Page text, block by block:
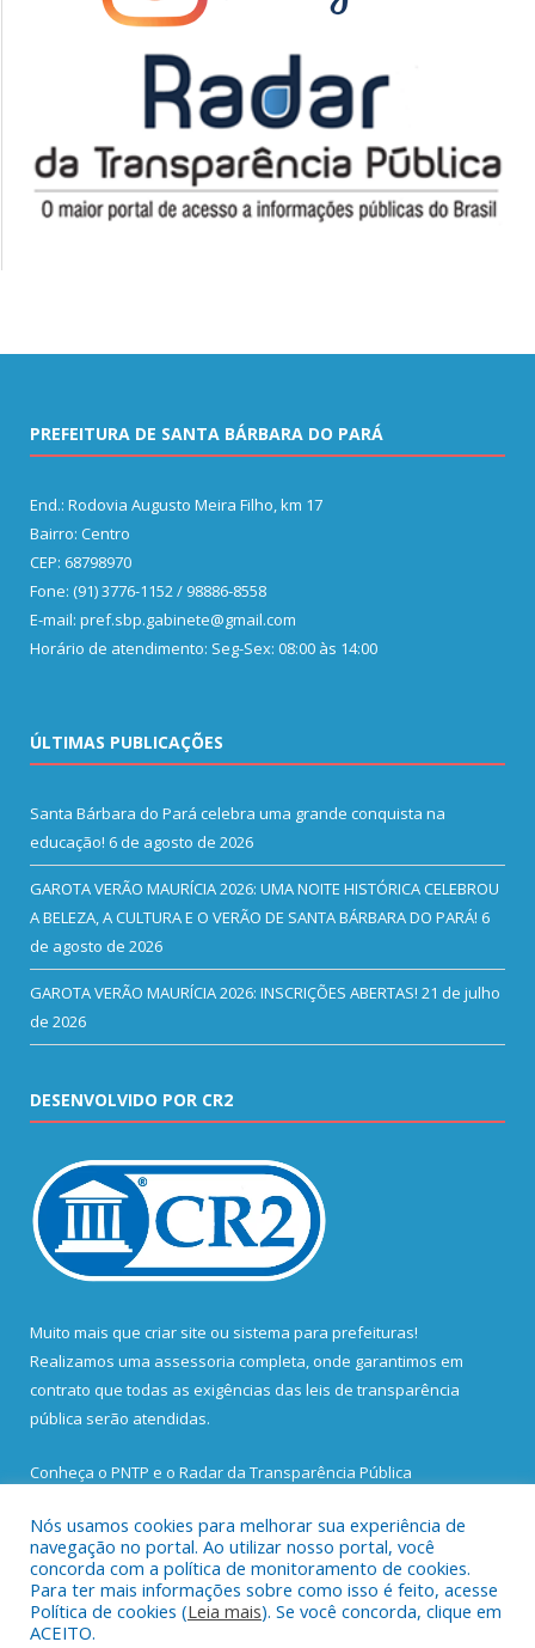
PREFEITURA DE SANTA BÁRBARA DO PARÁ
End.: Rodovia Augusto Meira Filho, km 17
Bairro: Centro
CEP: 68798970
Fone: (91) 3776-1152 / 98886-8558
E-mail: pref.sbp.gabinete@gmail.com
Horário de atendimento: Seg-Sex: 08:00 às 14:00
ÚLTIMAS PUBLICAÇÕES
Santa Bárbara do Pará celebra uma grande conquista na
educação! 6 de agosto de 2026
GAROTA VERÃO MAURÍCIA 2026: UMA NOITE HISTÓRICA CELEBROU
A BELEZA, A CULTURA E O VERÃO DE SANTA BÁRBARA DO PARÁ! 6
de agosto de 2026
GAROTA VERÃO MAURÍCIA 2026: INSCRIÇÕES ABERTAS! 21 de julho
de 2026
DESENVOLVIDO POR CR2
Muito mais que criar site ou sistema para prefeituras!
Realizamos uma assessoria completa, onde garantimos em
contrato que todas as exigências das leis de transparência
pública serão atendidas.
Conheça o PNTP e o Radar da Transparência Pública
Todos os direitos reservados a Prefeitura Municipal de Santa
Bárbara do Pará.
Nós usamos cookies para melhorar sua experiência de
navegação no portal. Ao utilizar nosso portal, você
concorda com a política de monitoramento de cookies.
Para ter mais informações sobre como isso é feito, acesse
Política de cookies (Leia mais). Se você concorda, clique em
ACEITO.